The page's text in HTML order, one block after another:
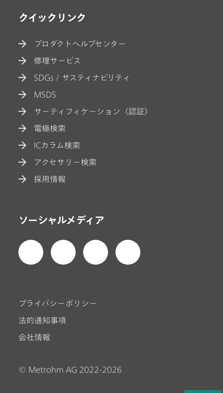
クイックリンク
プロダクトヘルプセンター
修理サービス
SDGs / サスティナビリティ
MSDS
サーティフィケーション（認証）
電極検索
ICカラム検索
アクセサリー検索
採用情報
ソーシャルメディア
プライバシーポリシー
法的通知事項
会社情報
© Metrohm AG 2022-2026